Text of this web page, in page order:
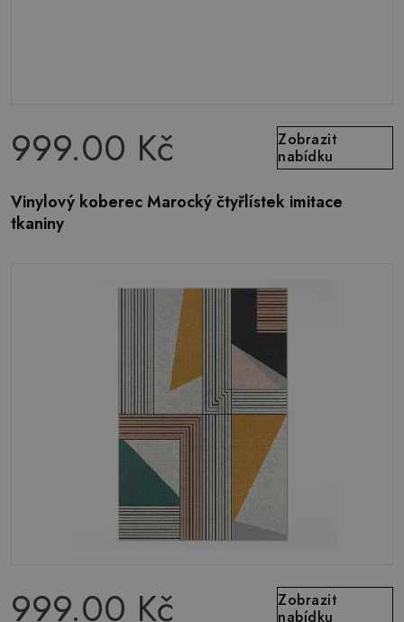
999.00 Kč
Zobrazit
nabídku
Vinylový koberec Marocký čtyřlístek imitace
tkaniny
999.00 Kč
Zobrazit
nabídku